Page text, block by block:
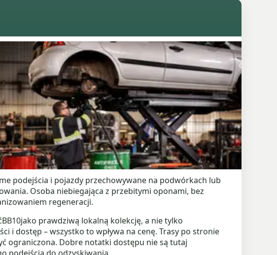
podejścia i pojazdy przechowywane na podwórkach lub
Osoba niebiegająca z przebitymi oponami, bez
regeneracji.
prawdziwą lokalną kolekcję, a nie tylko
i dostęp – wszystko to wpływa na cenę. Trasy po stronie
ograniczona. Dobre notatki dostępu nie są tutaj